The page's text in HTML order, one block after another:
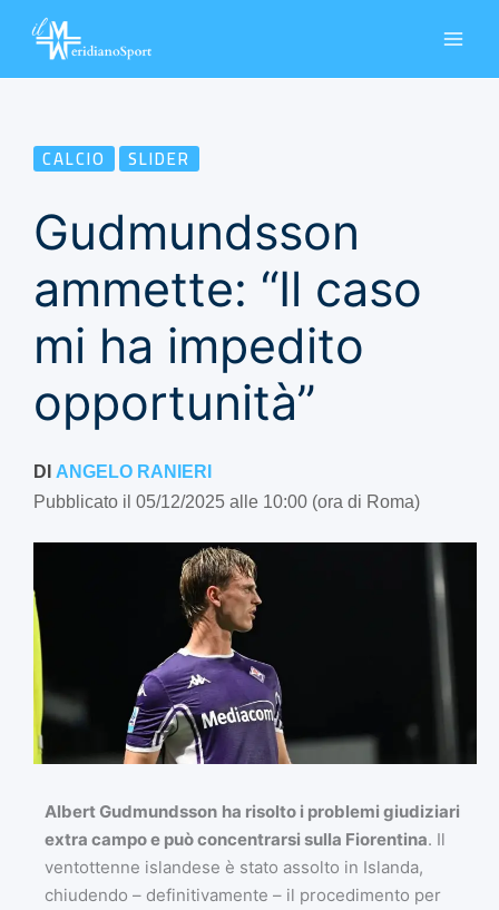
CALCIO SLIDER
Gudmundsson
ammette: “Il caso
mi ha impedito
opportunità”
DI ANGELO RANIERI
Pubblicato il 05/12/2025 alle 10:00 (ora di Roma)
Albert Gudmundsson ha risolto i problemi giudiziari
extra campo e può concentrarsi sulla Fiorentina. Il
ventottenne islandese è stato assolto in Islanda,
chiudendo – definitivamente – il procedimento per